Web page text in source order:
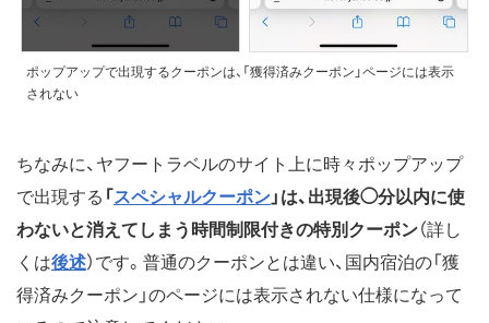
ポップアップで出現するクーポンは、「獲得済みクーポン」ページには表示
されない
ちなみに、ヤフートラベルのサイト上に時々ポップアップ
で出現する 「 スペシャルクーポン」は、出現後◯分以内に使
わないと消えてしまう時間制限付きの特別クーポン（詳し
くは後述）です。普通のクーポンとは違い、国内宿泊の「獲
得済みクーポン」のページには表示されない仕様になって